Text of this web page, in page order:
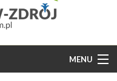
MENU